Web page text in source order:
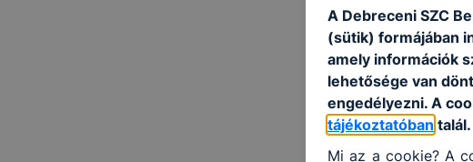
A Debreceni SZC
(sütik) formájában
amely információk
lehetősége van
engedélyezni. A
tájékoztatóban talál.
Mi az a cookie? A